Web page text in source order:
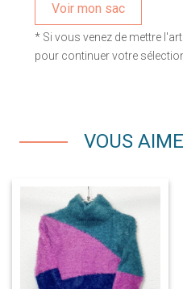
Voir mon sac
* Si vous venez de mettre
pour continuer votre
VOUS